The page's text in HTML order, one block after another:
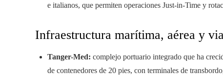
e italianos, que permiten operaciones Just-in-Time y
Infraestructura marítima, aérea y
Tanger-Med: complejo portuario integrado que ha
de contenedores de 20 pies, con terminales de